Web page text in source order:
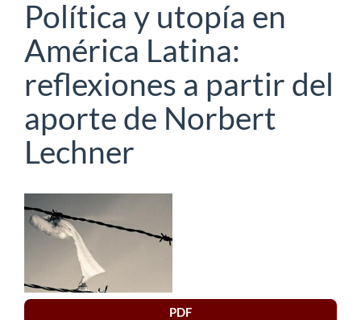
Política y utopía en
América Latina:
reflexiones a partir del
aporte de Norbert
Lechner
Barra
lateral
del
artículo
PDF